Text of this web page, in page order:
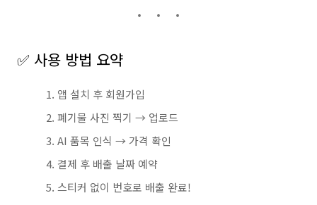
✅ 사용 방법 요약
앱 설치 후 회원가입
폐기물 사진 찍기 → 업로드
AI 품목 인식 → 가격 확인
결제 후 배출 날짜 예약
스티커 없이 번호로 배출 완료!